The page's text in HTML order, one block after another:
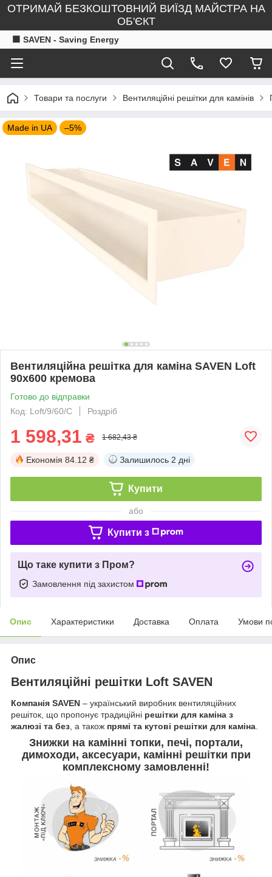
ОТРИМАЙ БЕЗКОШТОВНИЙ ВИЇЗД МАЙСТРА НА
ОБ'ЄКТ
🟧 SAVEN - Saving Energy
Товари та послуги Вентиляційні решітки для камінів
Made in UA –5%
Вентиляційна решітка для каміна SAVEN Loft
90х600 кремова
Готово до відправки
Код: Loft/9/60/C
Роздріб
1 598,31 ₴ 1 682,43 ₴
Економія 84.12 ₴ Залишилось 2 дні
Купити
або
Купити з
Що таке купити з Пром?
Замовлення під захистом
Опис Характеристики Доставка Оплата Умови
Опис
Вентиляційні решітки Loft SAVEN
Компанія SAVEN – український виробник вентиляційних
решіток, що пропонує традиційні решітки для каміна з
жалюзі та без, а також прямі та кутові решітки для каміна.
Знижки на камінні топки, печі, портали,
димоходи, аксесуари, камінні решітки при
комплексному замовленні!